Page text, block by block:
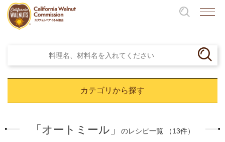
カテゴリから探す
「オートミール」 のレシピ一覧 （13件）